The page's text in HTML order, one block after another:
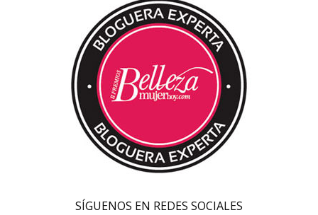
SÍGUENOS EN REDES SOCIALES